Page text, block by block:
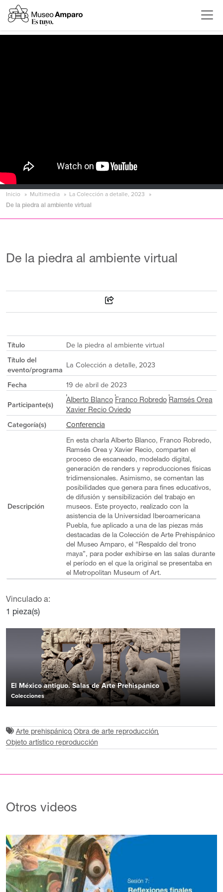
Inicio Multimedia La Colección a detalle, 2023
De la piedra al ambiente virtual
De la piedra al ambiente virtual
Título
De la piedra al ambiente virtual
Título del
evento/programa
La Colección a detalle, 2023
Fecha 19 de abril de 2023
Participante(s) Alberto Blanco Franco Robredo Ramsés Orea
Xavier Recio Oviedo
Categoría(s) Conferencia
Descripción
En esta charla Alberto Blanco, Franco Robredo,
Ramsés Orea y Xavier Recio, comparten el
proceso de escaneado, modelado digital,
generación de renders y reproducciones físicas
tridimensionales. Asimismo, se comentan las
posibilidades que genera para fines educativos,
de difusión y sensibilización del trabajo en
museos. Este proyecto, realizado con la
asistencia de la Universidad Iberoamericana
Puebla, fue aplicado a una de las piezas más
destacadas de la Colección de Arte Prehispánico
del Museo Amparo, el “Respaldo del trono
maya”, para poder exhibirse en las salas durante
el período en el que la original se presentaba en
el Metropolitan Museum of Art.
Vinculado a:
1 pieza(s)
El México antiguo. Salas de Arte Prehispánico
Colecciones
Arte prehispánico Obra de arte reproducción
Objeto artístico reproducción
Otros videos